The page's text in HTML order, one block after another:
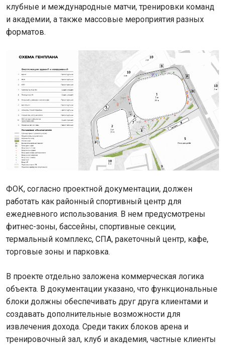
клубные и международные матчи, тренировки команд
и академии, а также массовые мероприятия разных
форматов.
ФОК, согласно проектной документации, должен
работать как районный спортивный центр для
ежедневного использования. В нем предусмотрены
фитнес-зоны, бассейны, спортивные секции,
термальный комплекс, СПА, ракеточный центр, кафе,
торговые зоны и парковка.
В проекте отдельно заложена коммерческая логика
объекта. В документации указано, что функциональные
блоки должны обеспечивать друг друга клиентами и
создавать дополнительные возможности для
извлечения дохода. Среди таких блоков арена и
тренировочный зал, клуб и академия, частные клиенты